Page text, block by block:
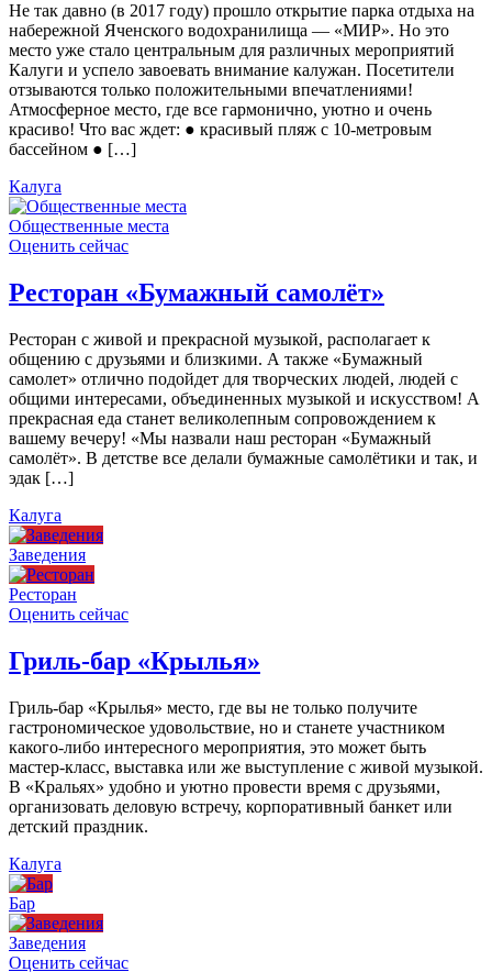
Не так давно (в 2017 году) прошло открытие парка отдыха на
набережной Яченского водохранилища — «МИР». Но это
место уже стало центральным для различных мероприятий
Калуги и успело завоевать внимание калужан. Посетители
отзываются только положительными впечатлениями!
Атмосферное место, где все гармонично, уютно и очень
красиво! Что вас ждет: ● красивый пляж с 10-метровым
бассейном ● […]
Калуга
Общественные места
Оценить сейчас
Ресторан «Бумажный самолёт»
Ресторан с живой и прекрасной музыкой, располагает к
общению с друзьями и близкими. А также «Бумажный
самолет» отлично подойдет для творческих людей, людей с
общими интересами, объединенных музыкой и искусством! А
прекрасная еда станет великолепным сопровождением к
вашему вечеру! «Мы назвали наш ресторан «Бумажный
самолёт». В детстве все делали бумажные самолётики и так, и
эдак […]
Калуга
Заведения
Ресторан
Оценить сейчас
Гриль-бар «Крылья»
Гриль-бар «Крылья» место, где вы не только получите
гастрономическое удовольствие, но и станете участником
какого-либо интересного мероприятия, это может быть
мастер-класс, выставка или же выступление с живой музыкой.
В «Кральях» удобно и уютно провести время с друзьями,
организовать деловую встречу, корпоративный банкет или
детский праздник.
Калуга
Бар
Заведения
Оценить сейчас